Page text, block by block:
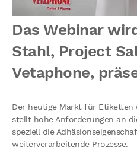
Das Webinar
Stahl, Project
Vetaphone,
Der heutige Markt für Etiketten
stellt hohe Anforderungen an
speziell die
weiterverarbeitende Prozesse.